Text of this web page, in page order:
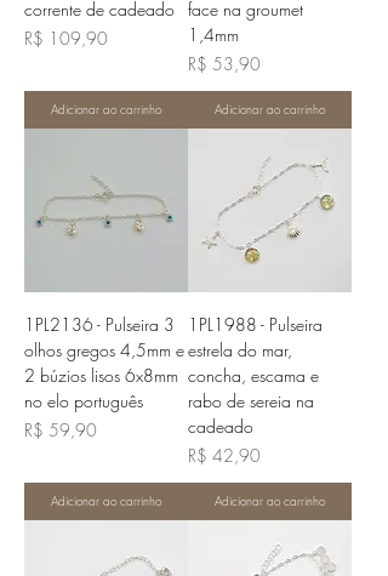
corrente de cadeado
Preço
R$ 109,90
Adicionar ao carrinho
face na groumet
1,4mm
Preço
R$ 53,90
Adicionar ao carrinho
1PL2136 - Pulseira 3
olhos gregos 4,5mm e
2 búzios lisos 6x8mm
no elo português
Preço
R$ 59,90
Adicionar ao carrinho
1PL1988 - Pulseira
estrela do mar,
concha, escama e
rabo de sereia na
cadeado
Preço
R$ 42,90
Adicionar ao carrinho